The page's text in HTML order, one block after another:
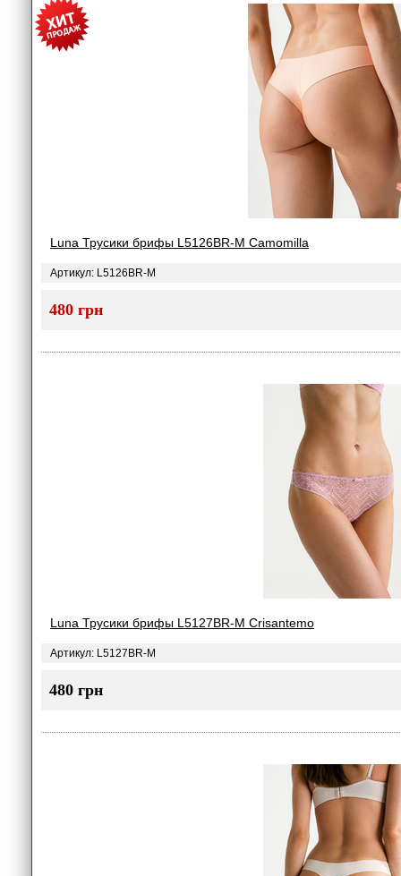
Luna Трусики брифы L5126BR-M Camomilla
Артикул: L5126BR-M
480 грн
Luna Трусики брифы L5127BR-M Crisantemo
Артикул: L5127BR-M
480 грн